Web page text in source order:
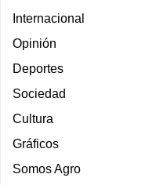
Internacional
Opinión
Deportes
Sociedad
Cultura
Gráficos
Somos Agro